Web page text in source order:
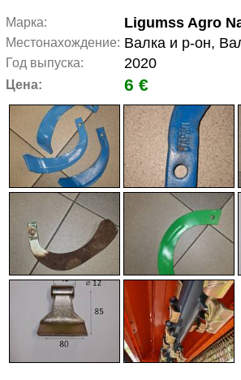
Марка: Ligumss Agro
Местонахождение: Валка и р-он,
Год выпуска: 2020
Цена: 6 €